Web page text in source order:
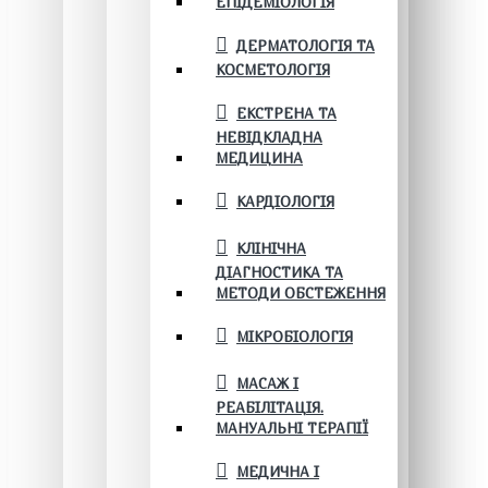
ДЕРМАТОЛОГІЯ ТА
КОСМЕТОЛОГІЯ
ЕКСТРЕНА ТА
НЕВІДКЛАДНА
МЕДИЦИНА
КАРДІОЛОГІЯ
КЛІНІЧНА
ДІАГНОСТИКА ТА
МЕТОДИ ОБСТЕЖЕННЯ
МІКРОБІОЛОГІЯ
МАСАЖ І
РЕАБІЛІТАЦІЯ.
МАНУАЛЬНІ ТЕРАПІЇ
МЕДИЧНА І